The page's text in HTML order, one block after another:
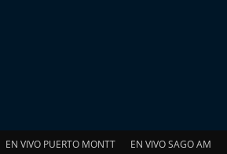
EN VIVO PUERTO MONTT EN VIVO SAGO AM